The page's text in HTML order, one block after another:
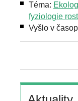
Téma:
fyziologie
Vyšlo v